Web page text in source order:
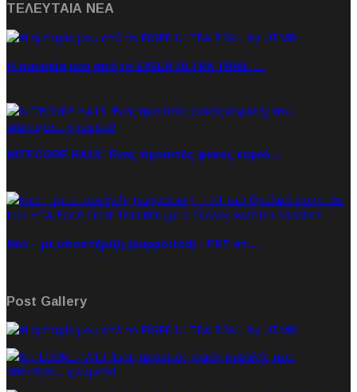
ΤΕΛΕΥΤΑΙΑ NEA
Η εμπειρία μου από το EIGER ULTRA TRAIL …
NITECORE HA13: Ένας προσιτός φακός κεφαλ…
Νέο – με υποστήριξη (supported) - FKT στ…
Post Gallery